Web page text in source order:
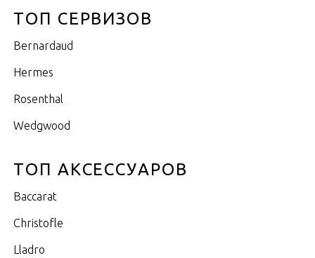
ТОП СЕРВИЗОВ
Bernardaud
Hermes
Rosenthal
Wedgwood
ТОП АКСЕССУАРОВ
Baccarat
Christofle
Lladro